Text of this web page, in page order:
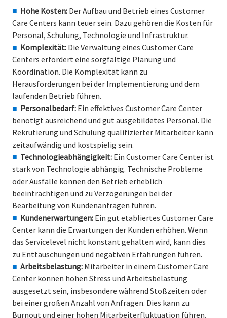
Hohe Kosten: Der Aufbau und Betrieb eines Customer
Care Centers kann teuer sein. Dazu gehören die Kosten für
Personal, Schulung, Technologie und Infrastruktur.
Komplexität: Die Verwaltung eines Customer Care
Centers erfordert eine sorgfältige Planung und
Koordination. Die Komplexität kann zu
Herausforderungen bei der Implementierung und dem
laufenden Betrieb führen.
Personalbedarf: Ein effektives Customer Care Center
benötigt ausreichend und gut ausgebildetes Personal. Die
Rekrutierung und Schulung qualifizierter Mitarbeiter kann
zeitaufwändig und kostspielig sein.
Technologieabhängigkeit: Ein Customer Care Center ist
stark von Technologie abhängig. Technische Probleme
oder Ausfälle können den Betrieb erheblich
beeinträchtigen und zu Verzögerungen bei der
Bearbeitung von Kundenanfragen führen.
Kundenerwartungen: Ein gut etabliertes Customer Care
Center kann die Erwartungen der Kunden erhöhen. Wenn
das Servicelevel nicht konstant gehalten wird, kann dies
zu Enttäuschungen und negativen Erfahrungen führen.
Arbeitsbelastung: Mitarbeiter in einem Customer Care
Center können hohen Stress und Arbeitsbelastung
ausgesetzt sein, insbesondere während Stoßzeiten oder
bei einer großen Anzahl von Anfragen. Dies kann zu
Burnout und einer hohen Mitarbeiterfluktuation führen.